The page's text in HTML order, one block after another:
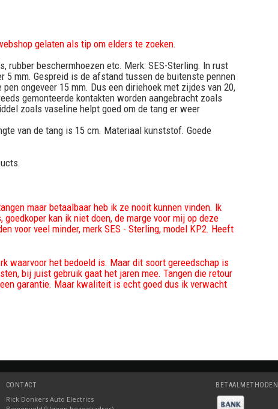
gelaten als tip om elders te zoeken.
rubber beschermhoezen etc. Merk: SES-Sterling. In rust
5 mm. Gespreid is de afstand tussen de buitenste pennen
ongeveer 15 mm. Dus een diriehoek met zijdes van 20,
gemonteerde kontakten worden aangebracht zoals
zoals vaseline helpt goed om de tang er weer
van de tang is 15 cm. Materiaal kunststof. Goede
maar betaalbaar heb ik ze nooit kunnen vinden. Ik
kan ik niet doen, de marge voor mij op deze
voor veel minder, merk SES - Sterling, model KP2. Heeft
waarvoor het bedoeld is. Maar dit soort gereedschap is
bij juist gebruik gaat het jaren mee. Tangen die retour
garantie. Maar kwaliteit is echt goed dus ik verwacht
CONTACT
Rick Donkers Auto Electrics
BETAALMETHODEN